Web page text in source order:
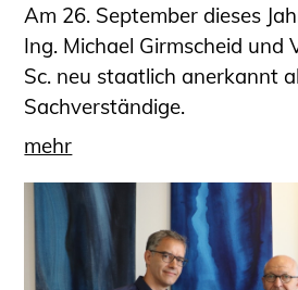
Am 26. September dieses
Ing. Michael Girmscheid und
Sc. neu staatlich anerkannt
Sachverständige.
mehr